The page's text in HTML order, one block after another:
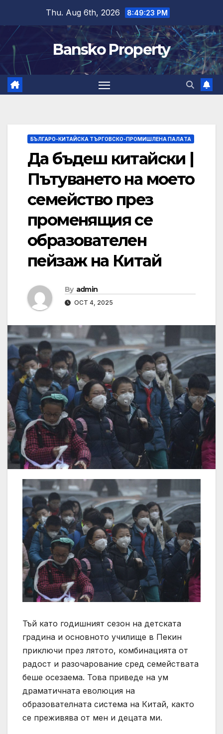
content
Thu. Aug 6th, 2026 8:49:24 PM
Bansko Property
БЪЛГАРО-КИТАЙСКА ТЪРГОВСКО-ПРОМИШЛЕНА ПАЛAТА
Да бъдеш китайски |
Пътуването на моето
семейство през
променящия се
образователен
пейзаж на Китай
By admin
OCT 4, 2025
Тъй като годишният сезон на детската
градина и основното училище в Пекин
приключи през лятото, комбинацията от
радост и разочарование сред семействата
беше осезаема. Това приведе на ум
драматичната еволюция на
образователната система на Китай, както
се преживява от мен и децата ми.